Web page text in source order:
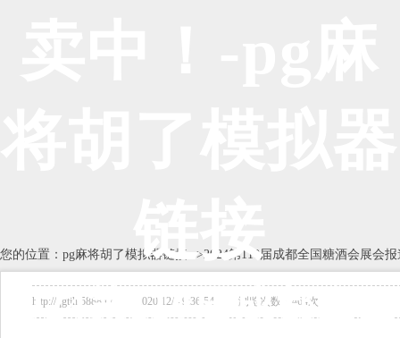
链接
2024第110届成都全国
您的位置： pg麻将胡了模拟器链接 -->2024第110届成都全国糖酒会展会报
http://qgtjh.5888.tv 2020/12/4 9:36:54 浏览次数：464次